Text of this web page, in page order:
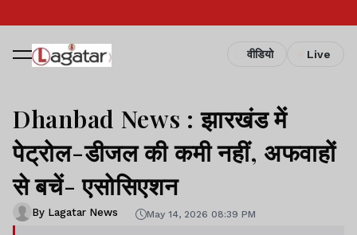
वीडियो Live
Dhanbad News : झारखंड में
पेट्रोल-डीजल की कमी नहीं, अफवाहों
से बचें- एसोसिएशन
By Lagatar News May 14, 2026 08:39 PM